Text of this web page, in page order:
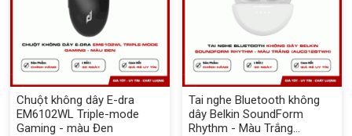
Chuột không dây E-dra
EM6102WL Triple-mode
Gaming - màu Đen
Tai nghe Bluetooth không
dây Belkin SoundForm
Rhythm - Màu Trắng